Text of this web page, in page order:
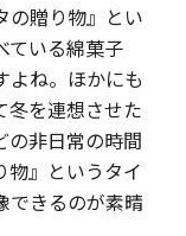
の贈り物』とい
ている綿菓子
よね。ほかにも
冬を連想させた
の非日常の時間
物』というタイ
できるのが素晴